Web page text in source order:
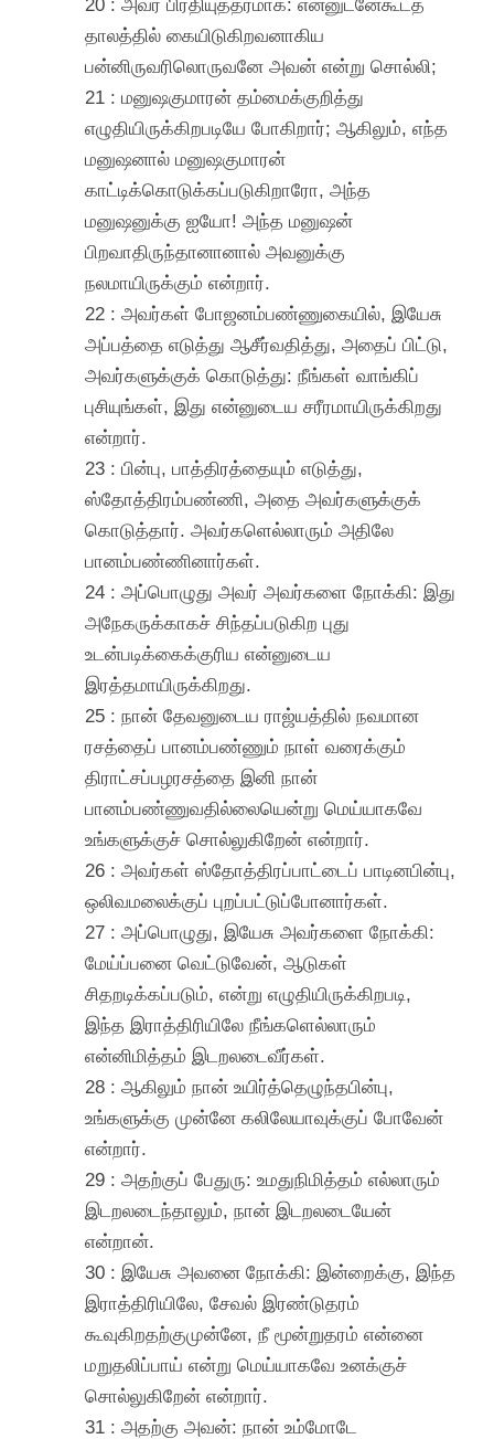
தாலத்தில் கையிடுகிறவனாகிய
பன்னிருவரிலொருவனே அவன் என்று சொல்லி;
21 : மனுஷகுமாரன் தம்மைக்குறித்து
எழுதியிருக்கிறபடியே போகிறார்; ஆகிலும், எந்த
மனுஷனால் மனுஷகுமாரன்
காட்டிக்கொடுக்கப்படுகிறாரோ, அந்த
மனுஷனுக்கு ஐயோ! அந்த மனுஷன்
பிறவாதிருந்தானானால் அவனுக்கு
நலமாயிருக்கும் என்றார்.
22 : அவர்கள் போஜனம்பண்ணுகையில், இயேசு
அப்பத்தை எடுத்து ஆசீர்வதித்து, அதைப் பிட்டு,
அவர்களுக்குக் கொடுத்து: நீங்கள் வாங்கிப்
புசியுங்கள், இது என்னுடைய சரீரமாயிருக்கிறது
என்றார்.
23 : பின்பு, பாத்திரத்தையும் எடுத்து,
ஸ்தோத்திரம்பண்ணி, அதை அவர்களுக்குக்
கொடுத்தார். அவர்களெல்லாரும் அதிலே
பானம்பண்ணினார்கள்.
24 : அப்பொழுது அவர் அவர்களை நோக்கி: இது
அநேகருக்காகச் சிந்தப்படுகிற புது
உடன்படிக்கைக்குரிய என்னுடைய
இரத்தமாயிருக்கிறது.
25 : நான் தேவனுடைய ராஜ்யத்தில் நவமான
ரசத்தைப் பானம்பண்ணும் நாள் வரைக்கும்
திராட்சப்பழரசத்தை இனி நான்
பானம்பண்ணுவதில்லையென்று மெய்யாகவே
உங்களுக்குச் சொல்லுகிறேன் என்றார்.
26 : அவர்கள் ஸ்தோத்திரப்பாட்டைப் பாடினபின்பு,
ஒலிவமலைக்குப் புறப்பட்டுப்போனார்கள்.
27 : அப்பொழுது, இயேசு அவர்களை நோக்கி:
மேய்ப்பனை வெட்டுவேன், ஆடுகள்
சிதறடிக்கப்படும், என்று எழுதியிருக்கிறபடி,
இந்த இராத்திரியிலே நீங்களெல்லாரும்
என்னிமித்தம் இடறலடைவீர்கள்.
28 : ஆகிலும் நான் உயிர்த்தெழுந்தபின்பு,
உங்களுக்கு முன்னே கலிலேயாவுக்குப் போவேன்
என்றார்.
29 : அதற்குப் பேதுரு: உமதுநிமித்தம் எல்லாரும்
இடறலடைந்தாலும், நான் இடறலடையேன்
என்றான்.
30 : இயேசு அவனை நோக்கி: இன்றைக்கு, இந்த
இராத்திரியிலே, சேவல் இரண்டுதரம்
கூவுகிறதற்குமுன்னே, நீ மூன்றுதரம் என்னை
மறுதலிப்பாய் என்று மெய்யாகவே உனக்குச்
சொல்லுகிறேன் என்றார்.
31 : அதற்கு அவன்: நான் உம்மோடே